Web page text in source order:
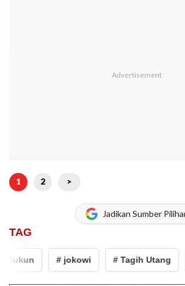
1 2 >
Jadikan Sumber
TAG
# jokowi # Tagih Utang